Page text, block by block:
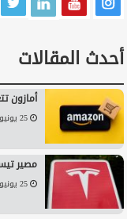
أحدث المقالات
أمازون
25 يونيو, 2026 9:48 م
مصير
25 يونيو, 2026 8:11 م